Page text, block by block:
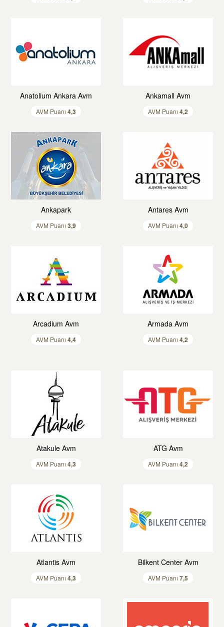
Anatolium Ankara Avm
AVM Puanı 4,3
Ankamall Avm
AVM Puanı 4,2
Ankapark
AVM Puanı 3,9
Antares Avm
AVM Puanı 4,0
Arcadium Avm
AVM Puanı 4,4
Armada Avm
AVM Puanı 4,2
Atakule Avm
AVM Puanı 4,3
ATG Avm
AVM Puanı 4,2
Atlantis Avm
AVM Puanı 4,3
Bilkent Center Avm
AVM Puanı 7,5